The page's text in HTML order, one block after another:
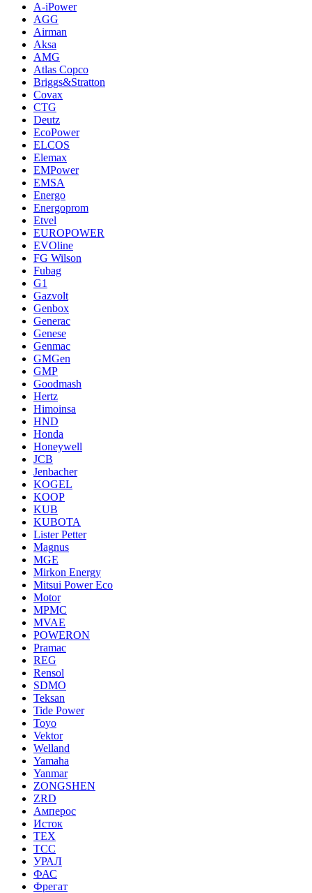
A-iPower
AGG
Airman
Aksa
AMG
Atlas Copco
Briggs&Stratton
Covax
CTG
Deutz
EcoPower
ELCOS
Elemax
EMPower
EMSA
Energo
Energoprom
Etvel
EUROPOWER
EVOline
FG Wilson
Fubag
G1
Gazvolt
Genbox
Generac
Genese
Genmac
GMGen
GMP
Goodmash
Hertz
Himoinsa
HND
Honda
Honeywell
JCB
Jenbacher
KOGEL
KOOP
KUB
KUBOTA
Lister Petter
Magnus
MGE
Mirkon Energy
Mitsui Power Eco
Motor
MPMC
MVAE
POWERON
Pramac
REG
Rensol
SDMO
Teksan
Tide Power
Toyo
Vektor
Welland
Yamaha
Yanmar
ZONGSHEN
ZRD
Амперос
Исток
ТЕХ
ТСС
УРАЛ
ФАС
Фрегат